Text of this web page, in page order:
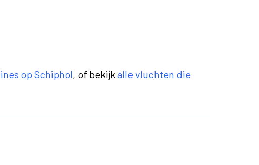
op Schiphol, of bekijk alle vluchten die